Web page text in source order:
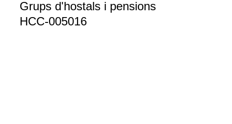
Grups d'hostals i pensions
HCC-005016